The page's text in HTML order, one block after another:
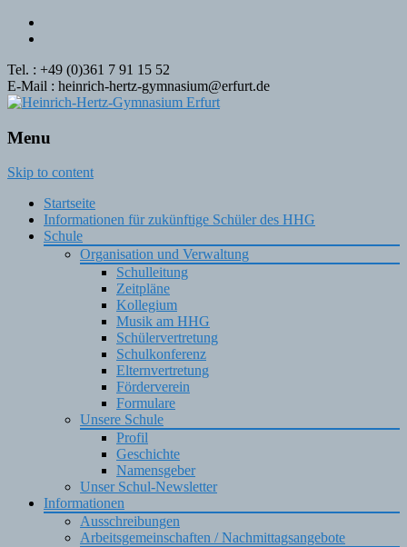
Tel. : +49 (0)361 7 91 15 52
E-Mail : heinrich-hertz-gymnasium@erfurt.de
Menu
Skip to content
Startseite
Informationen für zukünftige Schüler des HHG
Schule
Organisation und Verwaltung
Schulleitung
Zeitpläne
Kollegium
Musik am HHG
Schülervertretung
Schulkonferenz
Elternvertretung
Förderverein
Formulare
Unsere Schule
Profil
Geschichte
Namensgeber
Unser Schul-Newsletter
Informationen
Ausschreibungen
Arbeitsgemeinschaften / Nachmittagsangebote